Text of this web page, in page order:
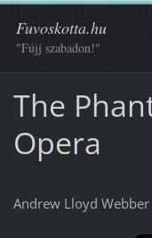
Fuvoskotta.hu
"Fújj szabadon!"
The
Opera
Andrew Lloyd Webber